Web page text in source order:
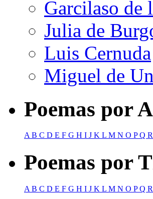
Garcilaso de
Julia de
Luis Cernuda
Miguel de
Poemas por
AB C D E F G H I J K L M N O PQ R
Poemas por
A B C D E F G H I J K L M N O PQ R